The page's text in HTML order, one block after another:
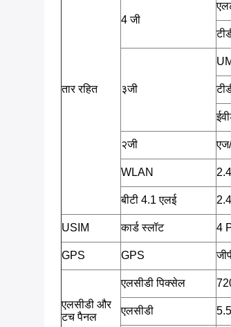
तार रहित
4 जी
३जी
२जी
WLAN
बीटी 4.1 एलई
USIM कार्ड स्लॉट 4
GPS GPS
एलसीडी और
टच पैनल
एलसीडी पिक्सेल
एलसीडी